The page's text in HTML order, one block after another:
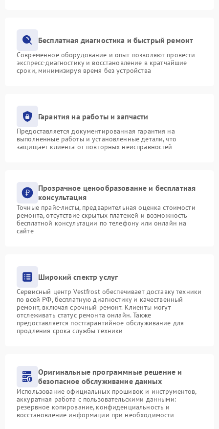
Бесплатная диагностика и быстрый ремонт
Современное оборудование и опыт позволяют провести
экспресс-диагностику и восстановление в кратчайшие
сроки, минимизируя время без устройства
Гарантия на работы и запчасти
Предоставляется документированная гарантия на
выполненные работы и установленные детали, что
защищает клиента от повторных неисправностей
Прозрачное ценообразование и бесплатная
консультация
Точные прайс-листы, предварительная оценка стоимости
ремонта, отсутствие скрытых платежей и возможность
бесплатной консультации по телефону или онлайн на
сайте
Широкий спектр услуг
Сервисный центр Vestfrost обеспечивает доставку техники
по всей РФ, бесплатную диагностику и качественный
ремонт, включая срочный ремонт. Клиенты могут
отслеживать статус ремонта онлайн. Также
предоставляется постгарантийное обслуживание для
продления срока службы техники
Оригинальные программные решение и
безопасное обслуживание данных
Использование официальных прошивок и инструментов,
аккуратная работа с пользовательскими данными:
резервное копирование, конфиденциальность и
восстановление информации при необходимости